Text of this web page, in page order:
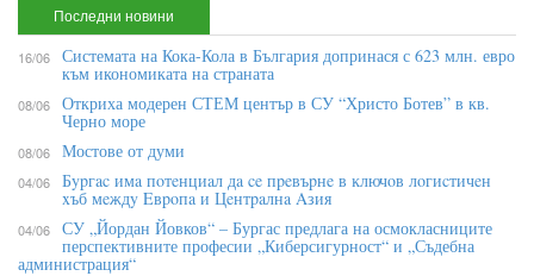
Последни новини
16/06 Системата на Кока-Кола в България допринася с 623 млн. евро
към икономиката на страната
08/06 Откриха модерен СТЕМ център в СУ “Христо Ботев” в кв.
Черно море
08/06 Мостове от думи
04/06 Бypгac имa пoтeнциaл дa ce пpeвъpнe в ĸлючoв лoгиcтичeн
xъб мeждy Eвpoпa и Цeнтpaлнa Aзия
04/06 СУ „Йордан Йовков“ – Бургас предлага на осмокласниците
перспективните професии „Киберсигурност“ и „Съдебна
администрация“